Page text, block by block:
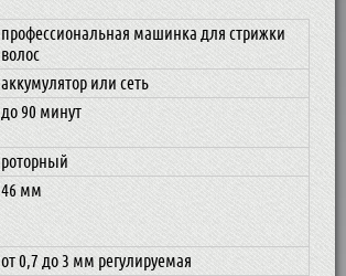
профессиональная машинка для стрижки
волос
аккумулятор или сеть
до 90 минут
роторный
46 мм
от 0,7 до 3 мм регулируемая